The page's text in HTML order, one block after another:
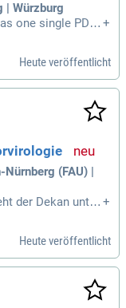
| Würzburg
one single PDF
include: C
rationale behin
+
Heute veröffentlicht
(FAU) |
der Dekan unter +
Heute veröffentlicht